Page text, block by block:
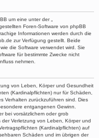
um eine unter der „
Foren-Software von phpBB
Informationen werden durch die
zur Verfügung gestellt. Beide
die Software verwendet wird. Sie
für bestimmte Zwecke nicht
nehmen.
von Leben, Körper und Gesundheit
(Kardinalpflichten) nur für Schäden,
Verhalten zurückzuführen sind. Dies
entgangenen Gewinn.
bei vorsätzlichem oder grob
Verletzung von Leben, Körper und
(Kardinalpflichten) auf
Schäden und im übrigen der